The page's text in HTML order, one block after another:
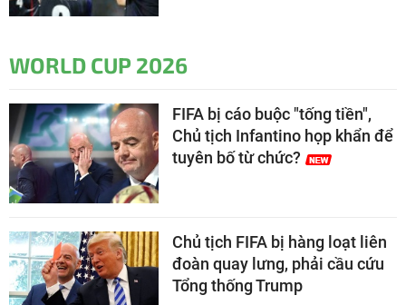
WORLD CUP 2026
FIFA bị cáo buộc "tống tiền",
Chủ tịch Infantino họp khẩn để
tuyên bố từ chức?
Chủ tịch FIFA bị hàng loạt liên
đoàn quay lưng, phải cầu cứu
Tổng thống Trump